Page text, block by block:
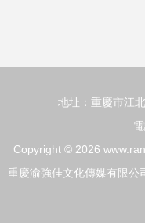
實
地址：重慶市江
Copyright © 2026
重慶渝強佳文化傳媒有限公